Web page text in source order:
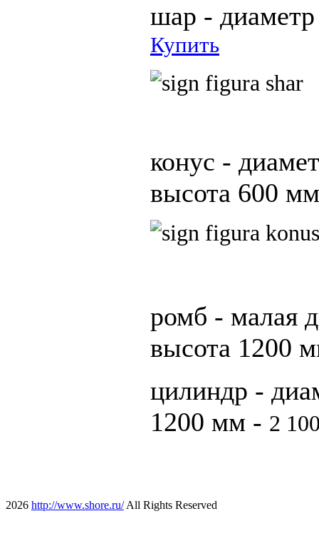
шар -
Купить
конус -
высота 600
ромб - малая
высота 1200
цилиндр -
1200 мм - 2
2026 http://www.shore.ru/All Rights Reserved